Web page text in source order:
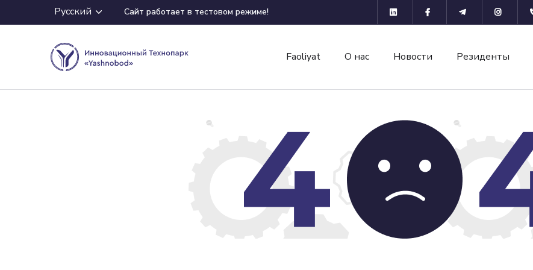
Русский Сайт работает в тестовом режиме!
Faoliyat О нас Новости Резиденты